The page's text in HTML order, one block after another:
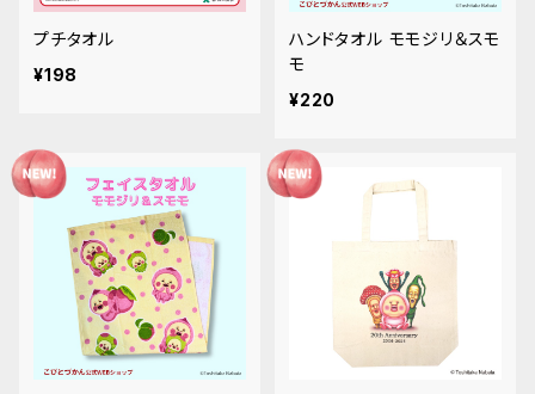
プチタオル
¥198
ハンドタオル モモジリ＆スモ
モ
¥220